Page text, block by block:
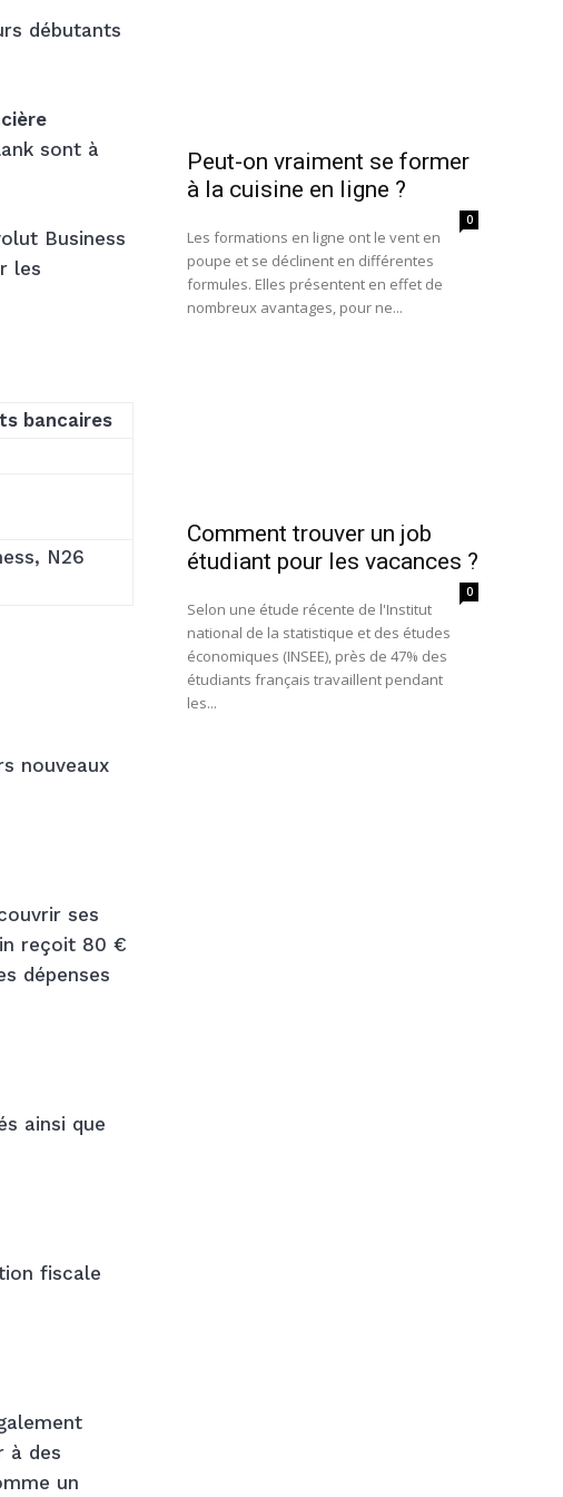
débutants
sont à
Business
les
bancaires
N26
nouveaux
ses
reçoit 80 €
dépenses
ainsi que
fiscale
à des
un
Peut-on vraiment se former
à la cuisine en ligne ?
0
Les formations en ligne ont le vent en
poupe et se déclinent en différentes
formules. Elles présentent en effet de
nombreux avantages, pour ne...
Comment trouver un job
étudiant pour les vacances ?
0
Selon une étude récente de l'Institut
national de la statistique et des études
économiques (INSEE), près de 47% des
étudiants français travaillent pendant
les...